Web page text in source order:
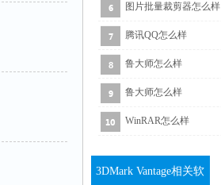
图片批量裁剪器怎么样
腾讯QQ怎么样
鲁大师怎么样
鲁大师怎么样
WinRAR怎么样
3DMark Vantage相关软